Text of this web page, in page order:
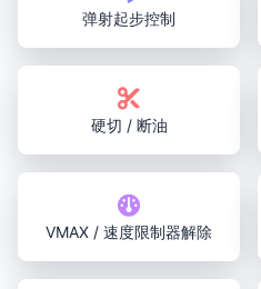
弹射起步控制
硬切 / 断油
VMAX / 速度限制器解除